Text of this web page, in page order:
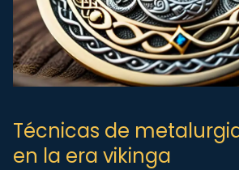
Técnicas de
en la era vikinga